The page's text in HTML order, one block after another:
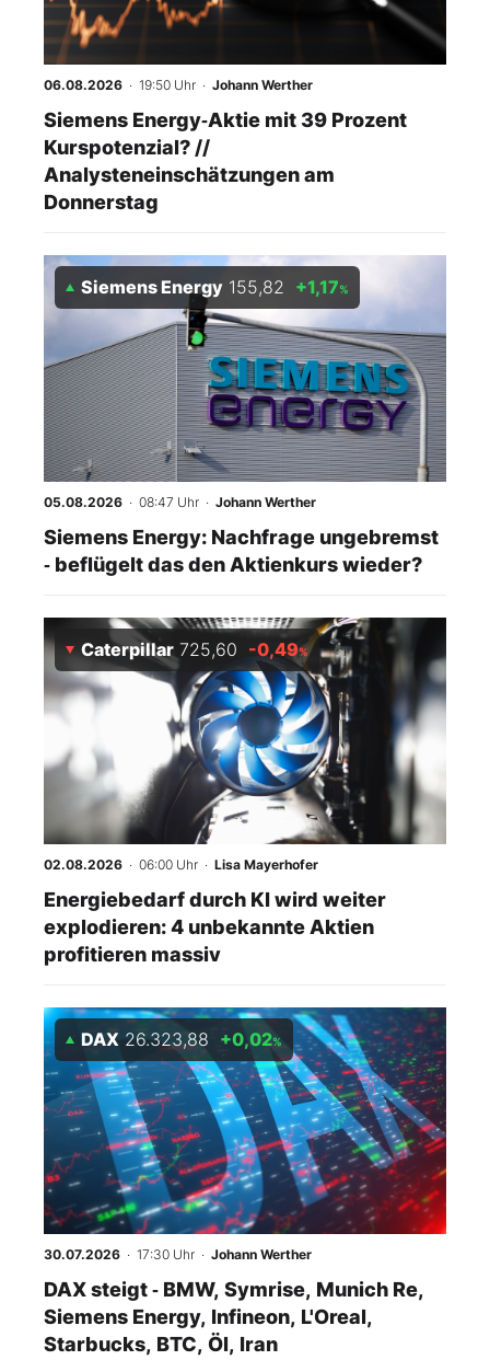
06.08.2026 · 19:50 Uhr · Johann Werther
Siemens Energy‑Aktie mit 39 Prozent
Kurspotenzial? //
Analysteneinschätzungen am
Donnerstag
Siemens Energy 155,82 +1,17%
05.08.2026 · 08:47 Uhr · Johann Werther
Siemens Energy: Nachfrage ungebremst
‑ beflügelt das den Aktienkurs wieder?
Caterpillar 725,60 -0,49%
02.08.2026 · 06:00 Uhr · Lisa Mayerhofer
Energiebedarf durch KI wird weiter
explodieren: 4 unbekannte Aktien
profitieren massiv
DAX 26.323,88 +0,02%
30.07.2026 · 17:30 Uhr · Johann Werther
DAX steigt ‑ BMW, Symrise, Munich Re,
Siemens Energy, Infineon, L'Oreal,
Starbucks, BTC, Öl, Iran